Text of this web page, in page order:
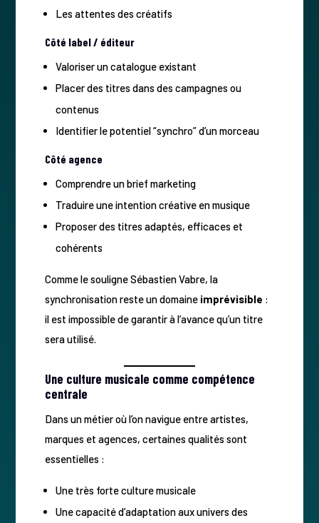
Les attentes des créatifs
Côté label / éditeur
Valoriser un catalogue existant
Placer des titres dans des campagnes ou
contenus
Identifier le potentiel “synchro” d’un morceau
Côté agence
Comprendre un brief marketing
Traduire une intention créative en musique
Proposer des titres adaptés, efficaces et
cohérents
Comme le souligne Sébastien Vabre, la
synchronisation reste un domaine imprévisible :
il est impossible de garantir à l’avance qu’un titre
sera utilisé.
Une culture musicale comme compétence
centrale
Dans un métier où l’on navigue entre artistes,
marques et agences, certaines qualités sont
essentielles :
Une très forte culture musicale
Une capacité d’adaptation aux univers des